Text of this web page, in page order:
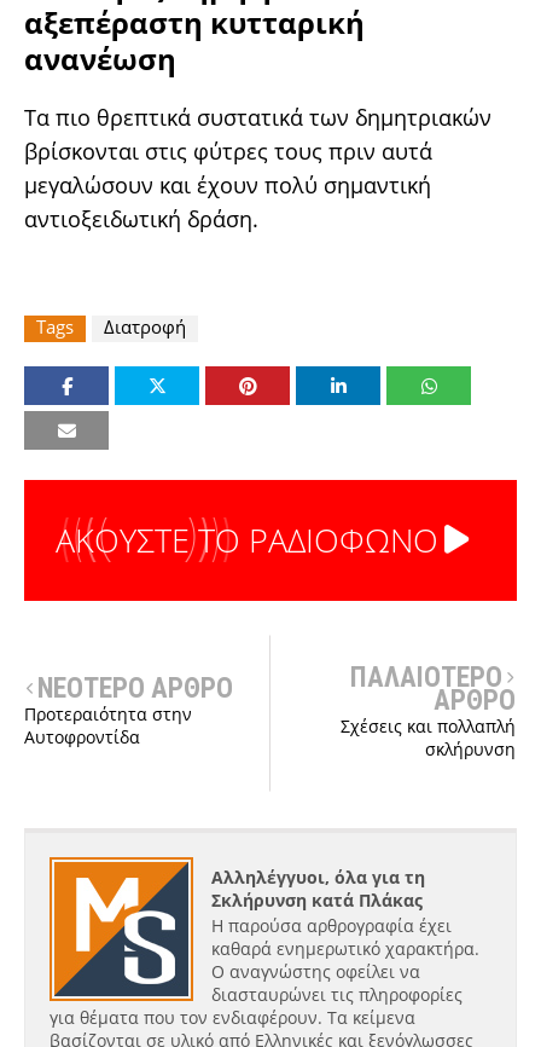
αξεπέραστη κυτταρική
ανανέωση
Τα πιο θρεπτικά συστατικά των δημητριακών
βρίσκονται στις φύτρες τους πριν αυτά
μεγαλώσουν και έχουν πολύ σημαντική
αντιοξειδωτική δράση.
Tags Διατροφή
ΑΚΟΥΣΤΕ ΤΟ ΡΑΔΙΟΦΩΝΟ
ΝΕΟΤΕΡΟ ΑΡΘΡΟ
Προτεραιότητα στην
Αυτοφροντίδα
ΠΑΛΑΙΟΤΕΡΟ
ΑΡΘΡΟ
Σχέσεις και πολλαπλή
σκλήρυνση
Αλληλέγγυοι, όλα για τη
Σκλήρυνση κατά Πλάκας
Η παρούσα αρθρογραφία έχει
καθαρά ενημερωτικό χαρακτήρα.
Ο αναγνώστης οφείλει να
διασταυρώνει τις πληροφορίες
για θέματα που τον ενδιαφέρουν. Τα κείμενα
βασίζονται σε υλικό από Ελληνικές και ξενόγλωσσες